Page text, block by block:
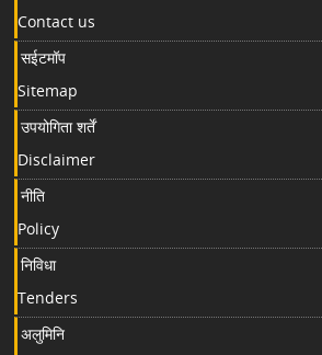
Contact us
सईटमॉप
Sitemap
उपयोगिता शर्तें
Disclaimer
नीति
Policy
निविधा
Tenders
अलुमिनि